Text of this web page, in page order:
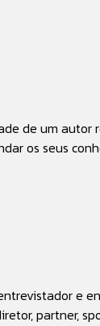
de um
os seus
e
partner,